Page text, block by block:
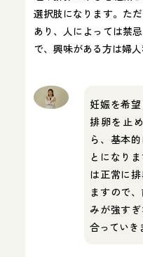
選択肢になります。た
あり、人によっては禁
で、興味がある方は婦
妊娠を希
排卵を止
ら、基本
とになり
は正常に
ますので
みが強す
合っていき